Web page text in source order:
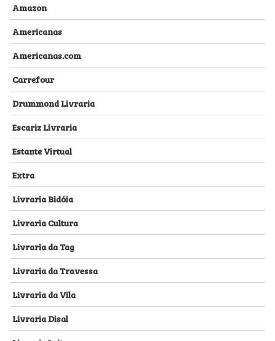
Amazon
Americanas
Americanas.com
Carrefour
Drummond Livraria
Escariz Livraria
Estante Virtual
Extra
Livraria Bidóia
Livraria Cultura
Livraria da Tag
Livraria da Travessa
Livraria da Vila
Livraria Disal